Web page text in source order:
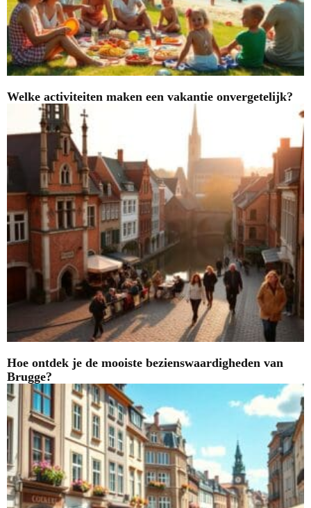
Welke activiteiten maken een vakantie onvergetelijk?
Hoe ontdek je de mooiste bezienswaardigheden van
Brugge?